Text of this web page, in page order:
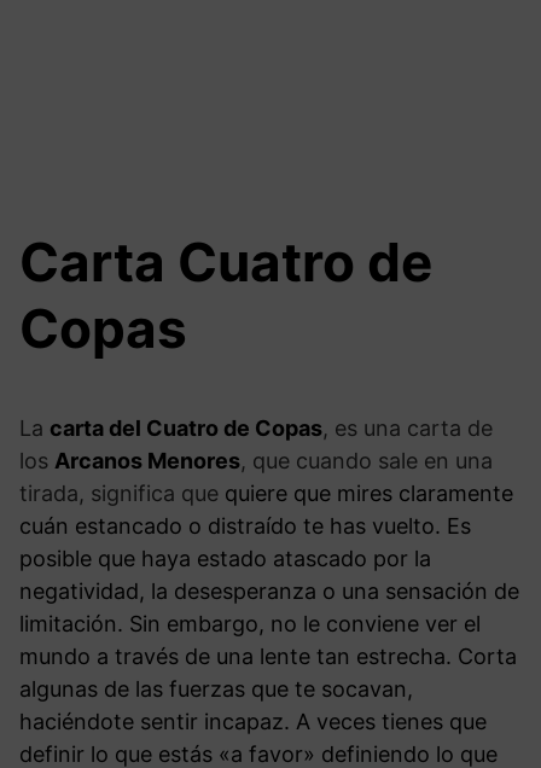
Carta Cuatro de
Copas
La carta del Cuatro de Copas, es una carta de
los Arcanos Menores, que cuando sale en una
tirada, significa que quiere que mires claramente
cuán estancado o distraído te has vuelto. Es
posible que haya estado atascado por la
negatividad, la desesperanza o una sensación de
limitación. Sin embargo, no le conviene ver el
mundo a través de una lente tan estrecha. Corta
algunas de las fuerzas que te socavan,
haciéndote sentir incapaz. A veces tienes que
definir lo que estás «a favor» definiendo lo que